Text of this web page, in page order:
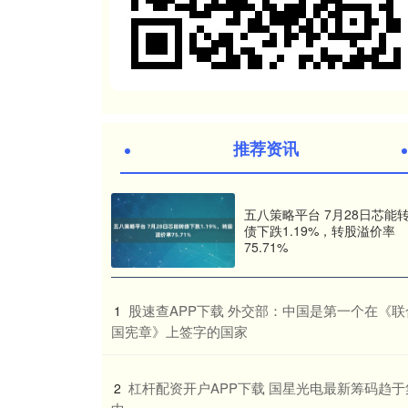
推荐资讯
五八策略平台 7月28日芯能
债下跌1.19%，转股溢价率
75.71%
1
股速查APP下载 外交部：中国是第一个在《联
国宪章》上签字的国家
2 杠杆配资开户APP下载 国星光电最新筹码趋